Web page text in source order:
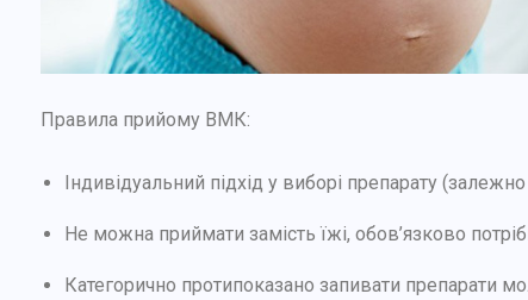
Правила прийому ВМК:
Індивідуальний підхід у виборі препарату
Не можна приймати замість їжі, обов’язково
Категорично протипоказано запивати препарати